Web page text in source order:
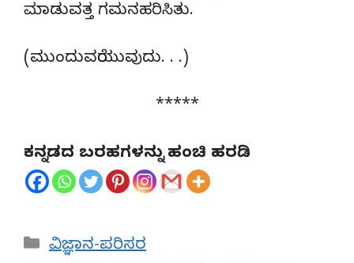
ಮಾಡುವತ್ತ ಗಮನಹರಿಸಿತು.
(ಮುಂದುವರೆಯುವುದು. . .)
*****
ಕನ್ನಡದ ಬರಹಗಳನ್ನು ಹಂಚಿ ಹರಡಿ
Categories
ವಿಜ್ಞಾನ-ಪರಿಸರ